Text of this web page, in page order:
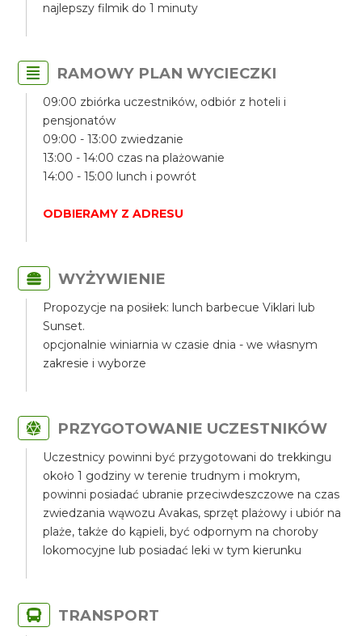
najlepszy filmik do 1 minuty
RAMOWY PLAN WYCIECZKI
09:00 zbiórka uczestników, odbiór z hoteli i
pensjonatów
09:00 - 13:00 zwiedzanie
13:00 - 14:00 czas na plażowanie
14:00 - 15:00 lunch i powrót
ODBIERAMY Z ADRESU
WYŻYWIENIE
Propozycje na posiłek: lunch barbecue Viklari lub
Sunset.
opcjonalnie winiarnia w czasie dnia - we własnym
zakresie i wyborze
PRZYGOTOWANIE UCZESTNIKÓW
Uczestnicy powinni być przygotowani do trekkingu
około 1 godziny w terenie trudnym i mokrym,
powinni posiadać ubranie przeciwdeszczowe na czas
zwiedzania wąwozu Avakas, sprzęt plażowy i ubiór na
plaże, także do kąpieli, być odpornym na choroby
lokomocyjne lub posiadać leki w tym kierunku
TRANSPORT